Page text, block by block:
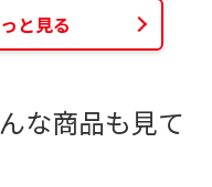
と見る
な商品も見て